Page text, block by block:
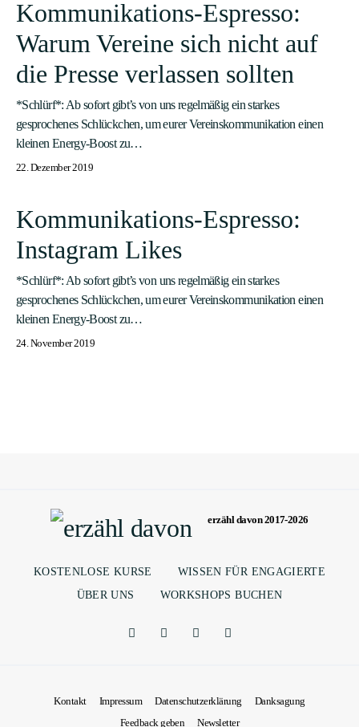
Kommunikations-Espresso:
Warum Vereine sich nicht auf
die Presse verlassen sollten
*Schlürf*: Ab sofort gibt’s von uns regelmäßig ein starkes
gesprochenes Schlückchen, um eurer Vereinskommunikation einen
kleinen Energy-Boost zu…
22. Dezember 2019
Kommunikations-Espresso:
Instagram Likes
*Schlürf*: Ab sofort gibt’s von uns regelmäßig ein starkes
gesprochenes Schlückchen, um eurer Vereinskommunikation einen
kleinen Energy-Boost zu…
24. November 2019
erzähl davon 2017-2026
KOSTENLOSE KURSE
WISSEN FÜR ENGAGIERTE
ÜBER UNS
WORKSHOPS BUCHEN
Kontakt Impressum Datenschutzerklärung
Danksagung
Feedback geben
Newsletter